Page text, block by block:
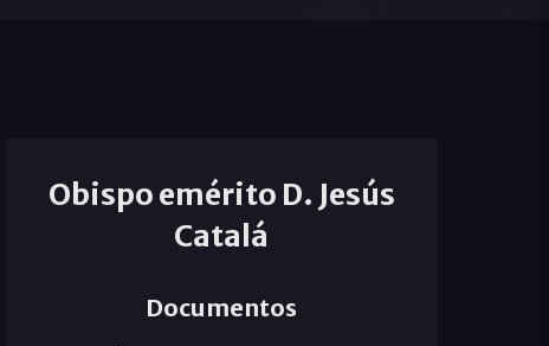
Obispo emérito D. Jesús
Catalá
Documentos